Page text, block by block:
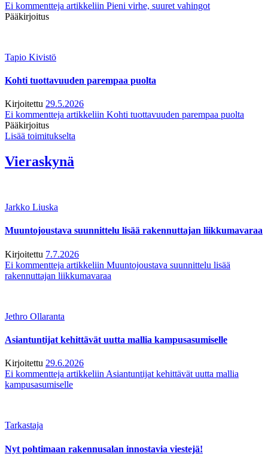
Ei kommentteja artikkeliin Pieni virhe, suuret vahingot
Pääkirjoitus
Tapio Kivistö
Kohti tuottavuuden parempaa puolta
Kirjoitettu 29.5.2026
Ei kommentteja artikkeliin Kohti tuottavuuden parempaa puolta
Pääkirjoitus
Lisää toimitukselta
Vieraskynä
Jarkko Liuska
Muuntojoustava suunnittelu lisää rakennuttajan liikkumavaraa
Kirjoitettu 7.7.2026
Ei kommentteja artikkeliin Muuntojoustava suunnittelu lisää
rakennuttajan liikkumavaraa
Jethro Ollaranta
Asiantuntijat kehittävät uutta mallia kampusasumiselle
Kirjoitettu 29.6.2026
Ei kommentteja artikkeliin Asiantuntijat kehittävät uutta mallia
kampusasumiselle
Tarkastaja
Nyt pohtimaan rakennusalan innostavia viestejä!